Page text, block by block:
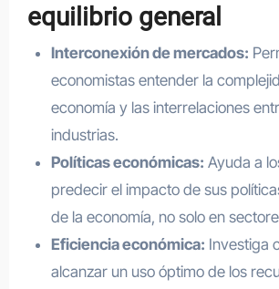
equilibrio general
Interconexión de mercados:
economistas entender la
economía y las interrelaciones
industrias.
Políticas económicas: Ayuda a
predecir el impacto de sus
de la economía, no solo en
Eficiencia económica: Investiga
alcanzar un uso óptimo de los